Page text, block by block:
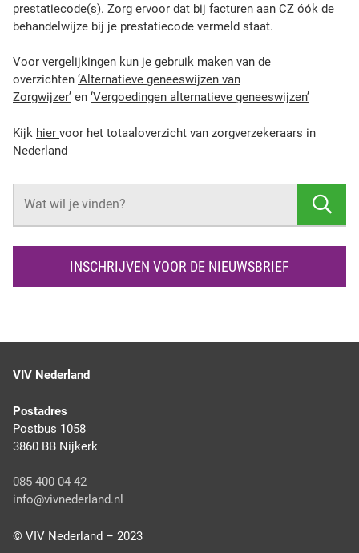
prestatiecode(s). Zorg ervoor dat bij facturen aan CZ óók de
behandelwijze bij je prestatiecode vermeld staat.
Voor vergelijkingen kun je gebruik maken van de
overzichten ‘Alternatieve geneeswijzen van
Zorgwijzer’ en ‘Vergoedingen alternatieve geneeswijzen’
Kijk hier voor het totaaloverzicht van zorgverzekeraars in
Nederland
O
E
E
INSCHRIJVEN VOOR DE NIEUWSBRIEF
VIV Nederland
Postadres
Postbus 1058
3860 BB Nijkerk
085 400 04 42
info@vivnederland.nl
© VIV Nederland – 2023